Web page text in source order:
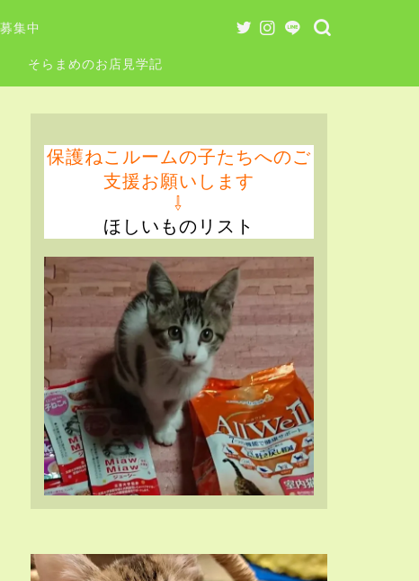
集中
そらまめのお店見学記
保護ねこルームの子たちへのご
支援お願いします
⇩
ほしいものリスト